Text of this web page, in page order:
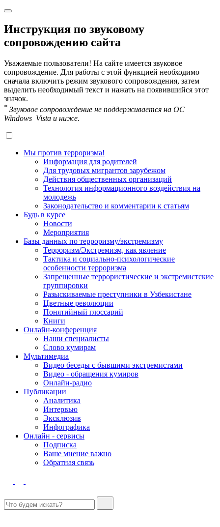
Инструкция по звуковому
сопровождению сайта
Уважаемые пользователи! На сайте имеется звуковое
сопровождение. Для работы с этой функцией необходимо
сначала включить режим звукового сопровождения, затем
выделить необходимый текст и нажать на появившийся этот
значок.
* Звуковое сопровождение не поддерживается на OC
Windows Vista и ниже.
Мы против терроризма!
Информация для родителей
Для трудовых мигрантов зарубежом
Действия общественных организаций
Технология информационного воздействия на
молодежь
Законодательство и комментарии к статьям
Будь в курсе
Новости
Мероприятия
Базы данных по терроризму/экстремизму
Терроризм/Экстремизм, как явление
Тактика и социально-психологические
особенности терроризма
Запрещенные террористические и экстремистские
группировки
Разыскиваемые преступники в Узбекистане
Цветные революции
Понятийный глоссарий
Книги
Онлайн-конференция
Наши специалисты
Слово кумирам
Мультимедиа
Видео беседы с бывшими экстремистами
Видео - обращения кумиров
Онлайн-радио
Публикации
Аналитика
Интервью
Эксклюзив
Инфографика
Онлайн - сервисы
Подписка
Ваше мнение важно
Обратная связь